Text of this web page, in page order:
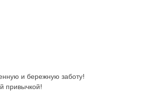
и бережную заботу!
привычкой!